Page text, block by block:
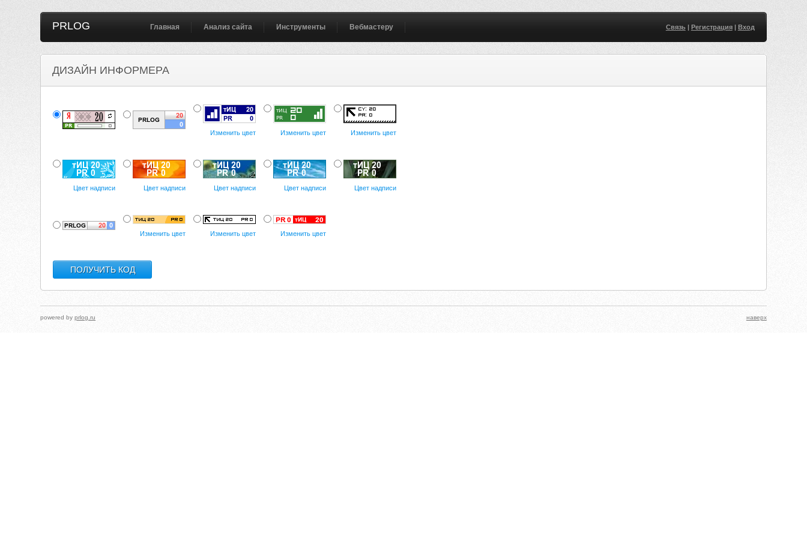
PRLOG Главная Анализ сайта Инструменты Вебмастеру Связь| Регистрация| Вход
ДИЗАЙН ИНФОРМЕРА
Изменить цвет Изменить цвет Изменить цвет
Цвет надписи Цвет надписи Цвет надписи Цвет надписи Цвет надписи
Изменить цвет Изменить цвет Изменить цвет
powered byprlog.ru наверх